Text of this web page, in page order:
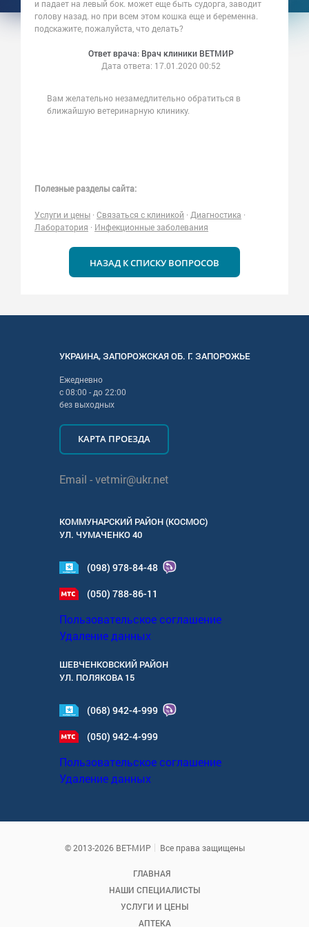
и падает на левый бок. может еще быть судорга, заводит
голову назад. но при всем этом кошка еще и беременна.
подскажите, пожалуйста, что делать?
Ответ врача: Врач клиники ВЕТМИР
Дата ответа: 17.01.2020 00:52
Вам желательно незамедлительно обратиться в
ближайшую ветеринарную клинику.
Полезные разделы сайта:
Услуги и цены · Связаться с клиникой · Диагностика ·
Лаборатория · Инфекционные заболевания
НАЗАД К СПИСКУ ВОПРОСОВ
УКРАИНА,ЗАПОРОЖСКАЯОБ. Г. ЗАПОРОЖЬЕ
Ежедневно
с08:00 - до22:00
без выходных
КАРТА ПРОЕЗДА
Email -vetmir@ukr.net
КОММУНАРСКИЙ РАЙОН (КОСМОС)
УЛ. ЧУМАЧЕНКО 40
(098) 978-84-48
(050) 788-86-11
Пользовательское соглашение
Удаление данных
ШЕВЧЕНКОВСКИЙ РАЙОН
УЛ. ПОЛЯКОВА 15
(068) 942-4-999
(050) 942-4-999
Пользовательское соглашение
Удаление данных
© 2013-2026 ВЕТ-МИР Все права защищены
ГЛАВНАЯ
НАШИ СПЕЦИАЛИСТЫ
УСЛУГИ И ЦЕНЫ
АПТЕКА